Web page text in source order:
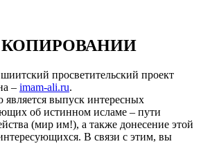
КОПИРОВАНИИ
просветительский проект
– imam-ali.ru.
выпуск интересных
об истинном исламе – пути
(мир им!), а также донесение этой
В связи с этим, вы